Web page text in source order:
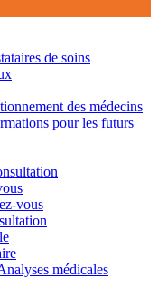
de soins
des médecins
pour les futurs
vous
médicales